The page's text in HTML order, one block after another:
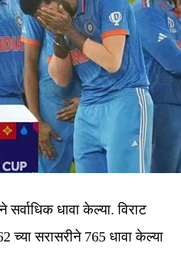
सर्वाधिक धावा केल्या. विराट
च्या सरासरीने 765 धावा केल्या